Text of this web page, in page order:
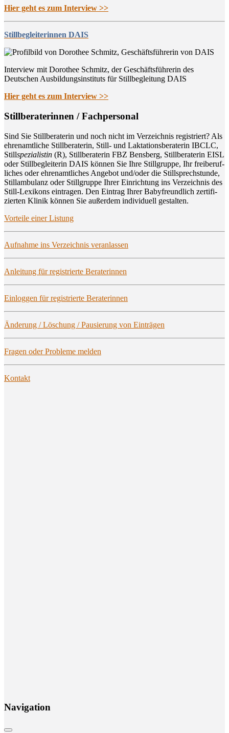
Hier geht es zum Interview >>
Stillbegleiterinnen DAIS
Interview mit Dorothee Schmitz, der Geschäftsführerin des
Deutschen Ausbildungsinstituts für Stillbegleitung DAIS
Hier geht es zum Interview >>
Still­be­ra­te­rin­nen / Fachpersonal
Sind Sie Still­be­ra­te­rin und noch nicht im Ver­zeich­nis regis­triert? Als
ehren­amt­li­che Still­be­ra­te­rin, Still- und Lak­ta­ti­ons­be­ra­te­rin IBCLC,
Stillspe­zia­lis­tin (R), Still­be­ra­te­rin FBZ Bens­berg, Still­be­ra­te­rin EISL
oder Still­be­glei­te­rin DAIS kön­nen Sie Ihre Still­grup­pe, Ihr frei­be­ruf­
li­ches oder ehren­amt­li­ches Ange­bot und/oder die Still­sprech­stun­de,
Still­am­bu­lanz oder Still­grup­pe Ihrer Ein­rich­tung ins Ver­zeich­nis des
Still-Lexi­kons ein­tra­gen. Den Ein­trag Ihrer Baby­freund­lich zer­ti­fi­
zier­ten Kli­nik kön­nen Sie außer­dem indi­vi­du­ell gestalten.
Vor­tei­le einer Listung
Auf­nah­me ins Ver­zeich­nis veranlassen
Anlei­tung für regis­trier­te Beraterinnen
Ein­log­gen für regis­trier­te Beraterinnen
Ände­rung / Löschung / Pau­sie­rung von Einträgen
Fra­gen oder Pro­ble­me melden
Kon­takt
Navi­ga­ti­on